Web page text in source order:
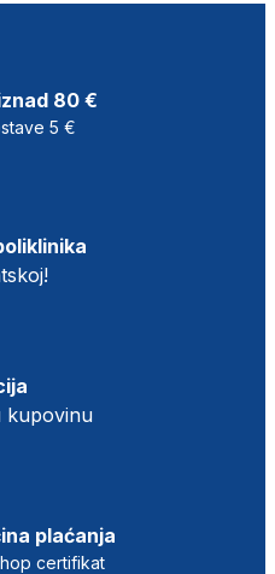
80 €
5 €
kupovinu
plaćanja
certifikat